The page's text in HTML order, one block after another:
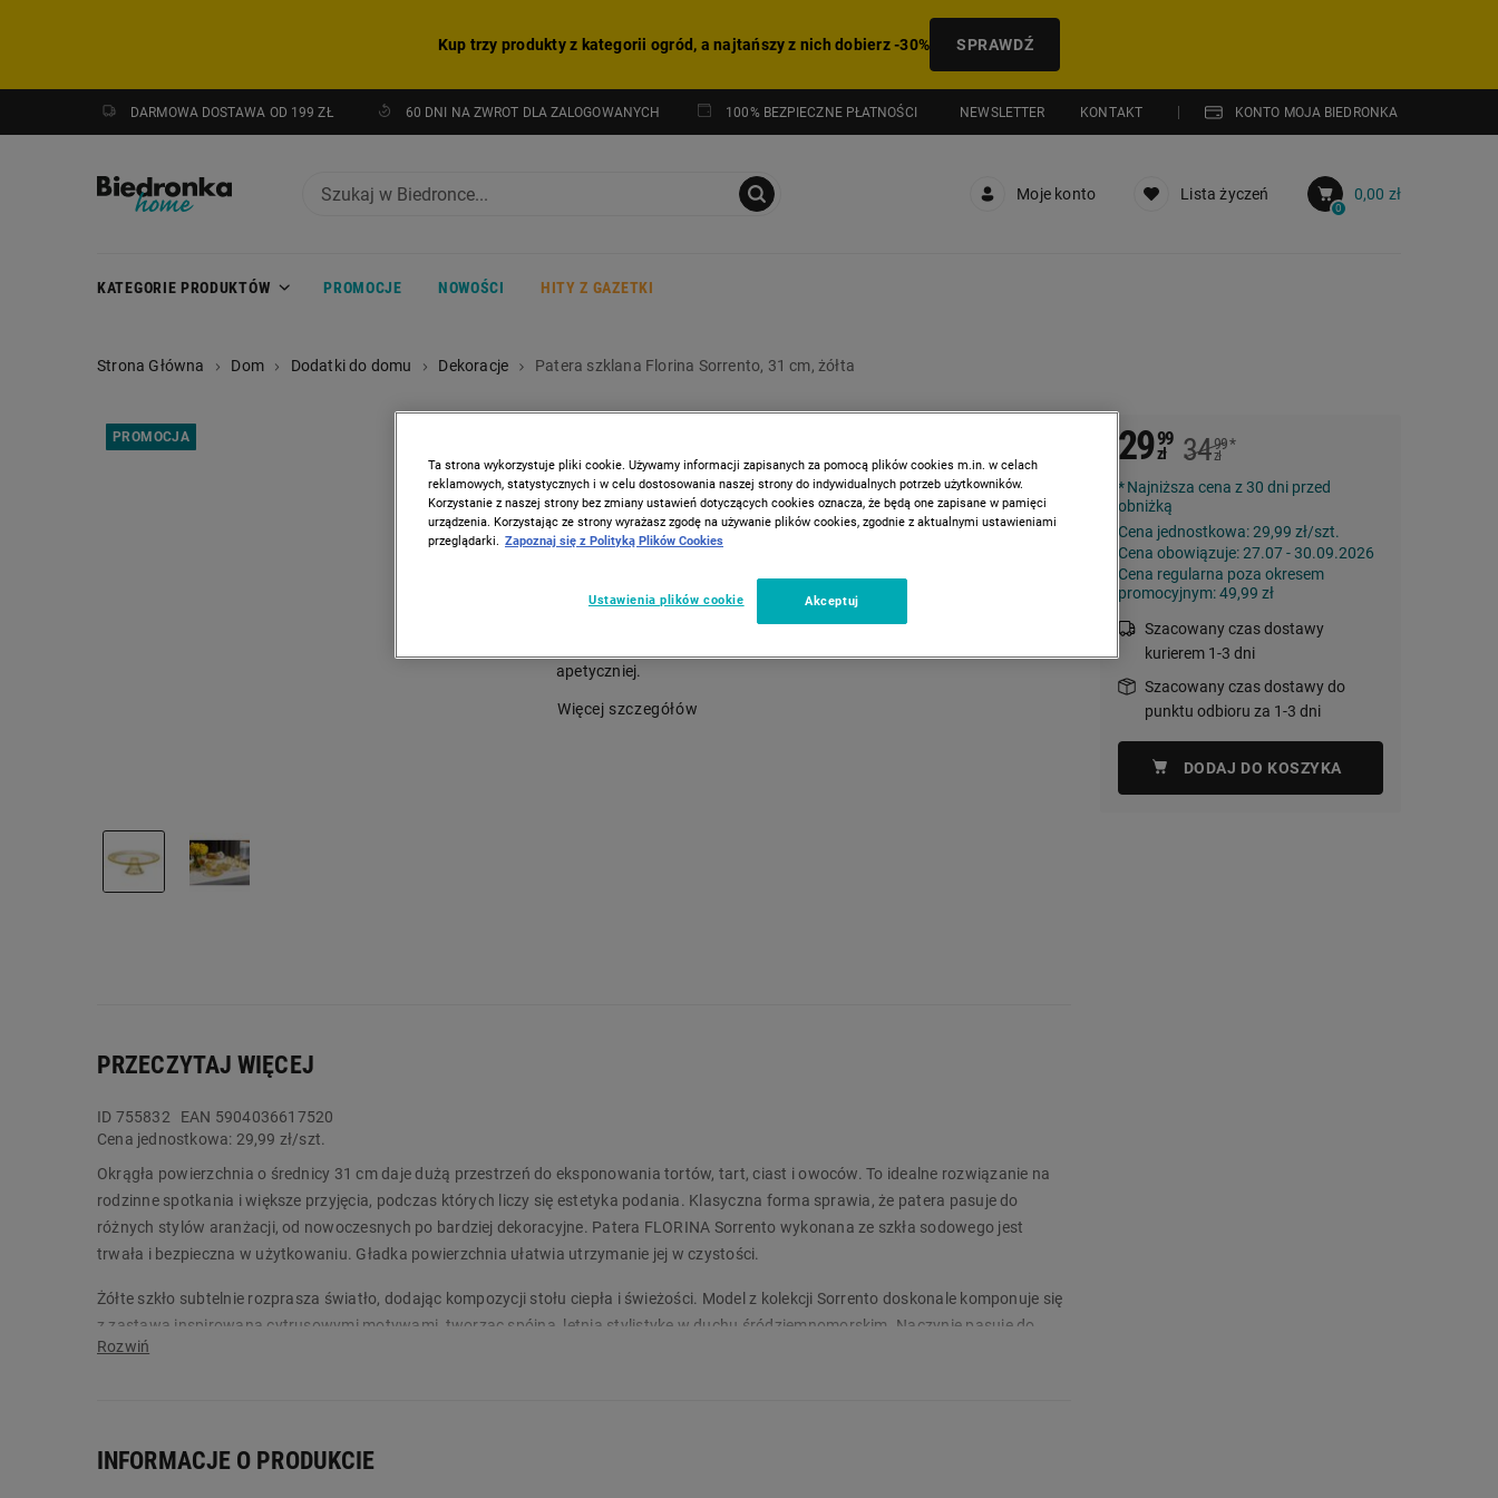
Kup trzy produkty z kategorii ogród, a najtańszy z nich dobierz -30% SPRAWDŹ
DARMOWA DOSTAWA OD 199 ZŁ 60 DNI NA ZWROT DLA ZALOGOWANYCH 100% BEZPIECZNE PŁATNOŚCI NEWSLETTER KONTAKT KONTO MOJA BIEDRONKA
Moje konto Lista życzeń
0
0,00 zł
KATEGORIE PRODUKTÓW PROMOCJE NOWOŚCI HITY Z GAZETKI
Strona Główna Dom Dodatki do domu Dekoracje Patera szklana Florina Sorrento, 31 cm, żółta
PROMOCJA
Patera szklana Florina
Sorrento, 31 cm, żółta
element zastawy, który przyciąga uwagę i podkreśla charakter każdego
apetyczniej.
Więcej szczegółów
2999
zł 3499
zł
*
Najniższa cena z 30 dni przed
obniżką
Cena jednostkowa:29,99 zł/szt.
Cena obowiązuje: 27.07 - 30.09.2026
Cena regularna poza okresem
promocyjnym: 49,99 zł
Szacowany czas dostawy
kurierem 1-3 dni
Szacowany czas dostawy do
punktu odbioru za 1-3 dni
DODAJ DO KOSZYKA
PRZECZYTAJ WIĘCEJ
ID 755832
EAN 5904036617520
Cena jednostkowa: 29,99 zł/szt.
Okrągła powierzchnia o średnicy 31 cm daje dużą przestrzeń do eksponowania tortów, tart, ciast i owoców. To idealne rozwiązanie na
rodzinne spotkania i większe przyjęcia, podczas których liczy się estetyka podania. Klasyczna forma sprawia, że patera pasuje do
różnych stylów aranżacji, od nowoczesnych po bardziej dekoracyjne. Patera FLORINA Sorrento wykonana ze szkła sodowego jest
trwała i bezpieczna w użytkowaniu. Gładka powierzchnia ułatwia utrzymanie jej w czystości.
Żółte szkło subtelnie rozprasza światło, dodając kompozycji stołu ciepła i świeżości. Model z kolekcji Sorrento doskonale komponuje się
z zastawą inspirowaną cytrusowymi motywami, tworząc spójną, letnią stylistykę w duchu śródziemnomorskim. Naczynie pasuje do
innych produktów z tej samej serii. Zamów produkt już dziś w Biedronka Home!
wykonana ze szkła sodowego bezpiecznego w kontakcie z żywnością
INFORMACJE O PRODUKCIE
Ta strona wykorzystuje pliki cookie. Używamy informacji zapisanych za pomocą plików cookies m.in. w celach
reklamowych, statystycznych i w celu dostosowania naszej strony do indywidualnych potrzeb użytkowników.
Korzystanie z naszej strony bez zmiany ustawień dotyczących cookies oznacza, że będą one zapisane w pamięci
urządzenia. Korzystając ze strony wyrażasz zgodę na używanie plików cookies, zgodnie z aktualnymi ustawieniami
przeglądarki.
Zapoznaj się z Polityką Plików Cookies
Ustawienia plików cookie Akceptuj